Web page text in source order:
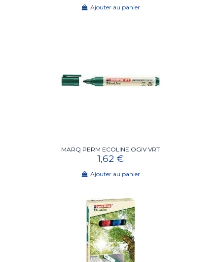
Ajouter au panier
MARQ PERM ECOLINE OGIV VRT
1,62 €
Ajouter au panier